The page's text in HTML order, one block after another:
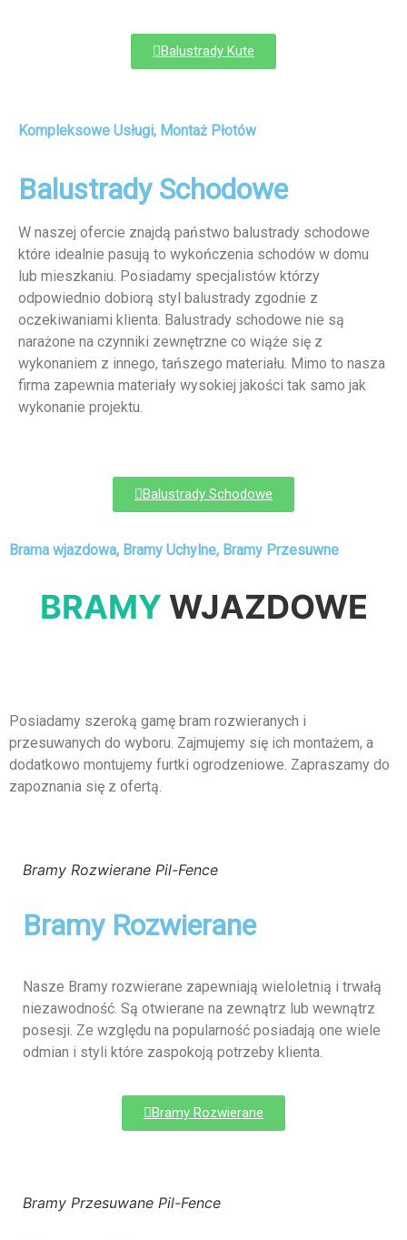
Balustrady Kute
Kompleksowe Usługi, Montaż Płotów
Balustrady Schodowe
W naszej ofercie znajdą państwo balustrady schodowe
które idealnie pasują to wykończenia schodów w domu
lub mieszkaniu. Posiadamy specjalistów którzy
odpowiednio dobiorą styl balustrady zgodnie z
oczekiwaniami klienta. Balustrady schodowe nie są
narażone na czynniki zewnętrzne co wiąże się z
wykonaniem z innego, tańszego materiału. Mimo to nasza
firma zapewnia materiały wysokiej jakości tak samo jak
wykonanie projektu.
Balustrady Schodowe
Brama wjazdowa, Bramy Uchylne, Bramy Przesuwne
BRAMY WJAZDOWE
Posiadamy szeroką gamę bram rozwieranych i
przesuwanych do wyboru. Zajmujemy się ich montażem, a
dodatkowo montujemy furtki ogrodzeniowe. Zapraszamy do
zapoznania się z ofertą.
Bramy Rozwierane Pil-Fence
Bramy Rozwierane
Nasze Bramy rozwierane zapewniają wieloletnią i trwałą
niezawodność. Są otwierane na zewnątrz lub wewnątrz
posesji. Ze względu na popularność posiadają one wiele
odmian i styli które zaspokoją potrzeby klienta.
Bramy Rozwierane
Bramy Przesuwane Pil-Fence